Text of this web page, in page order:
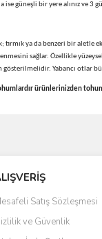
ise güneşli bir yere alınız ve
tırmık ya da benzeri bir
sağlar. Özellikle
gösterilmelidir. Yabancı otlar
ürünlerinizden
veya görüntülenemiyor.
bilgiler bulunuyor.
pahalı.
Satış Sözleşmesi
ve Güvenlik